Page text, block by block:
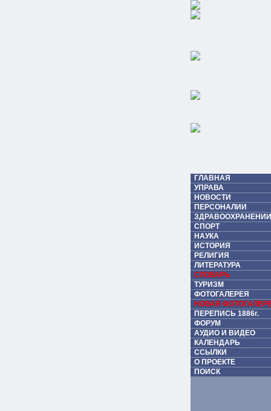
ГЛАВНАЯ
УПРАВА
НОВОСТИ
ПЕРСОНАЛИИ
СПОРТ
НАУКА
ИСТОРИЯ
РЕЛИГИЯ
ЛИТЕРАТУРА
СЛОВАРЬ
ТУРИЗМ
ФОТОГАЛЕРЕЯ
НОВАЯ
ПЕРЕПИСЬ 1886г.
ФОРУМ
АУДИО И ВИДЕО
КАЛЕНДАРЬ
ССЫЛКИ
О ПРОЕКТЕ
ПОИСК